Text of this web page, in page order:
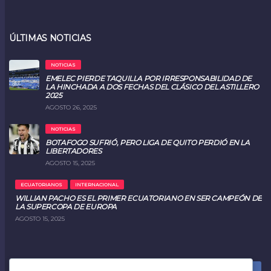
ÚLTIMAS NOTICIAS
NOTICIAS
EMELEC PIERDE TAQUILLA POR IRRESPONSABILIDAD DE
LA HINCHADA A DOS FECHAS DEL CLÁSICO DEL ASTILLERO
2025
AGOSTO 26, 2025
NOTICIAS
BOTAFOGO SUFRIÓ, PERO LIGA DE QUITO PERDIÓ EN LA
LIBERTADORES
AGOSTO 15, 2025
ECUATORIANOS INTERNACIONAL
WILLIAN PACHO ES EL PRIMER ECUATORIANO EN SER CAMPEÓN DE
LA SUPERCOPA DE EUROPA
AGOSTO 15, 2025